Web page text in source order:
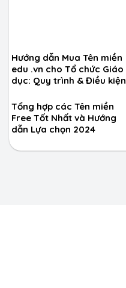
Hướng dẫn Mua Tên miền
edu .vn cho Tổ chức Giáo
dục: Quy trình & Điều kiện
Tổng hợp các Tên miền
Free Tốt Nhất và Hướng
dẫn Lựa chọn 2024